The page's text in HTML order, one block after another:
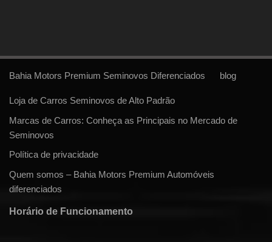
Bahia Motors Premium Seminovos Diferenciados blog
Loja de Carros Seminovos de Alto Padrão
Marcas de Carros: Conheça as Principais no Mercado de
Seminovos
Política de privacidade
Quem somos – Bahia Motors Premium Automóveis
diferenciados
Horário de Funcionamento